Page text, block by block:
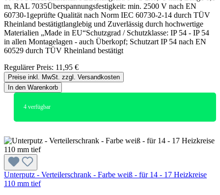
m, RAL 7035Überspannungsfestigkeit: min. 2500 V nach EN
60730-1geprüfte Qualität nach Norm IEC 60730-2-14 durch TÜV
Rheinland bestätigtlanglebig und Zuverlässig durch hochwertige
Materialien „Made in EU“Schutzgrad / Schutzklasse: IP 54 - IP 54
in allen Montagelagen - auch Überkopf; Schutzart IP 54 nach EN
60529 durch TÜV Rheinland bestätigt
Regulärer Preis: 11,95 €
Preise inkl. MwSt. zzgl. Versandkosten
In den Warenkorb
4 verfügbar
Unterputz - Verteilerschrank - Farbe weiß - für 14 - 17 Heizkreise
110 mm tief